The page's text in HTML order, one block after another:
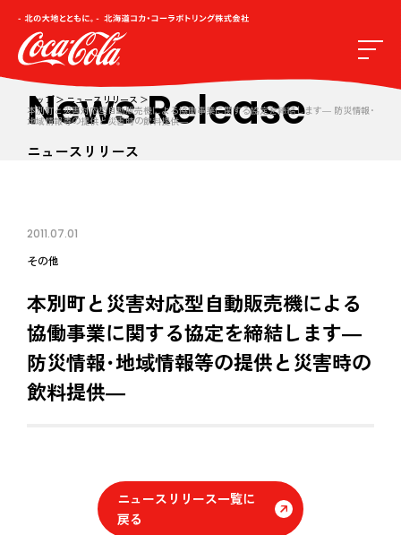
トップ
ニュースリリース
本別町と災害対応型自動販売機による協働事業に関する協定を締結します― 防災情報･
地域情報等の提供と災害時の飲料提供―
News Release
ニュースリリース
2011.07.01
その他
本別町と災害対応型自動販売機による
協働事業に関する協定を締結します―
防災情報･地域情報等の提供と災害時の
飲料提供―
ニュースリリース一覧に
戻る